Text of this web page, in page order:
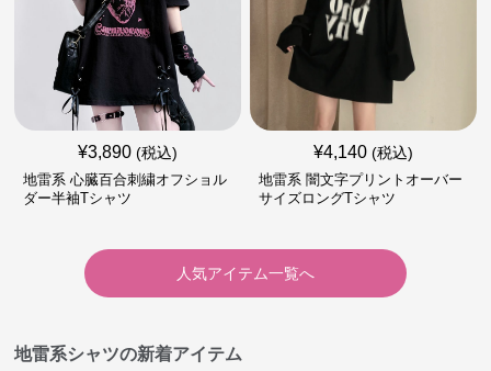
¥3,890 (税込)
地雷系 心臓百合刺繍オフショル
ダー半袖Tシャツ
¥4,140 (税込)
地雷系 闇文字プリントオーバー
サイズロングTシャツ
人気アイテム一覧へ
地雷系シャツの新着アイテム